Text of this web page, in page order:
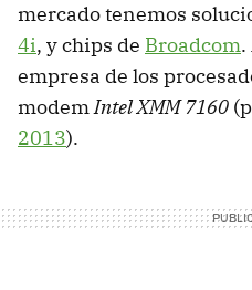
mercado tenemos
4i, y chips de Broadcom.
empresa de los
modemIntel XMM 7160
2013).